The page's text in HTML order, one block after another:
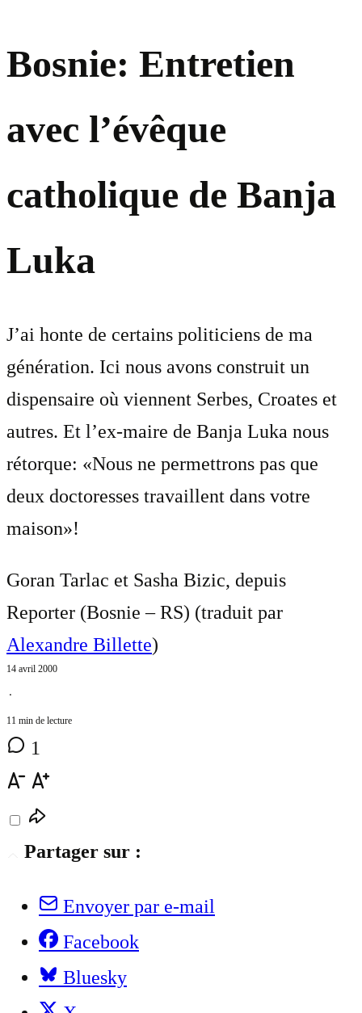
Bosnie: Entretien
avec l’évêque
catholique de Banja
Luka
J’ai honte de certains politiciens de ma
génération. Ici nous avons construit un
dispensaire où viennent Serbes, Croates et
autres. Et l’ex-maire de Banja Luka nous
rétorque: «Nous ne permettrons pas que
deux doctoresses travaillent dans votre
maison»!
Goran Tarlac et Sasha Bizic, depuis
Reporter (Bosnie – RS) (traduit par
Alexandre Billette)
14 avril 2000
⋅
11 min de lecture
1
Partager sur :
Envoyer par e-mail
Facebook
Bluesky